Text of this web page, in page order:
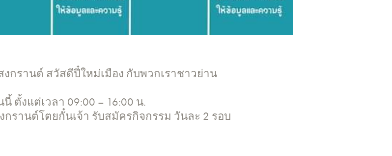
กรานต์ สวัสดีปี๋ใหม่เมือง กับพวกเราชาวย่าน
ตั้งแต่เวลา 09:00 – 16:00 น.
รานต์โตยกั๋นเจ้า รับสมัครกิจกรรม วันละ 2 รอบ